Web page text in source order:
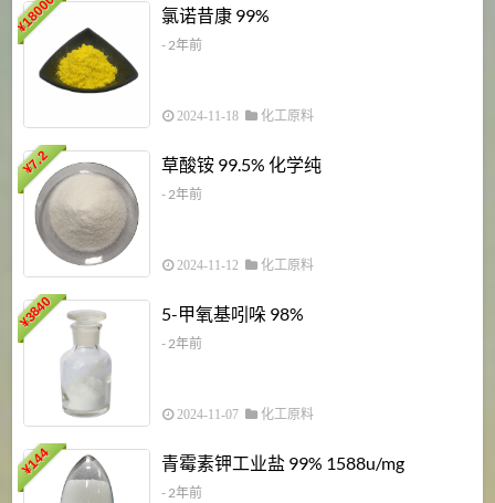
¥
18000 氯诺昔康 99%
- 2年前
2024-11-18 化工原料
¥
7.2 草酸铵 99.5% 化学纯
- 2年前
2024-11-12 化工原料
¥
3840 5-甲氧基吲哚 98%
- 2年前
2024-11-07 化工原料
¥
144 青霉素钾工业盐 99% 1588u/mg
- 2年前